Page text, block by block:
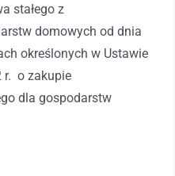
stałego z
domowych od dnia
określonych w Ustawie
r. o zakupie
dla gospodarstw